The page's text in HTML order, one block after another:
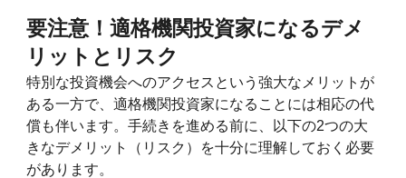
要注意！適格機関投資家になるデメ
リットとリスク
特別な投資機会へのアクセスという強大なメリットが
ある一方で、適格機関投資家になることには相応の代
償も伴います。手続きを進める前に、以下の2つの大
きなデメリット（リスク）を十分に理解しておく必要
があります。